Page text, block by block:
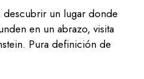
un lugar donde
en un abrazo, visita
Pura definición de